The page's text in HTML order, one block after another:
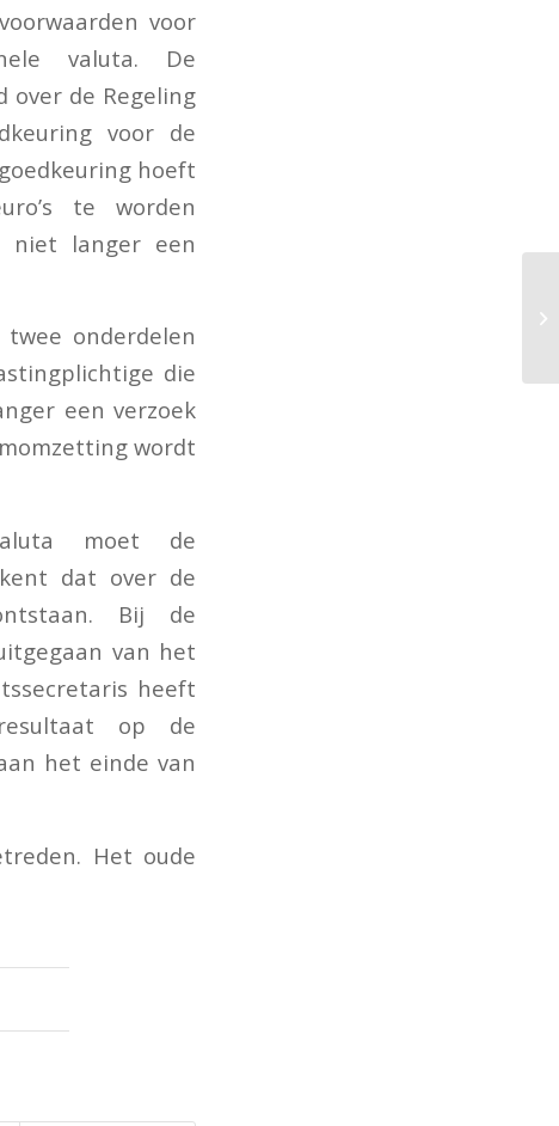
voor
valuta. De
over de Regeling
voor de
hoeft
te worden
niet langer een
onderdelen
die
een verzoek
wordt
moet de
dat over de
Bij de
van het
heeft
op de
het einde van
Het oude